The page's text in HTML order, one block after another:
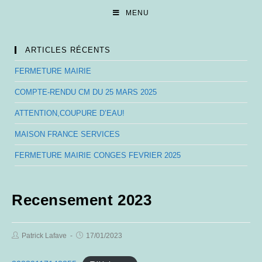
MENU
ARTICLES RÉCENTS
FERMETURE MAIRIE
COMPTE-RENDU CM DU 25 MARS 2025
ATTENTION,COUPURE D’EAU!
MAISON FRANCE SERVICES
FERMETURE MAIRIE CONGES FEVRIER 2025
Recensement 2023
PostPatrick Lafave
Post17/01/2023